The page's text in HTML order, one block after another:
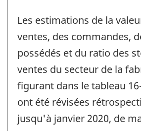
Les estimations de la
ventes, des commandes,
possédés et du ratio des
ventes du secteur de la
figurant dans le tableau
ont été révisées
jusqu'à janvier 2020, de